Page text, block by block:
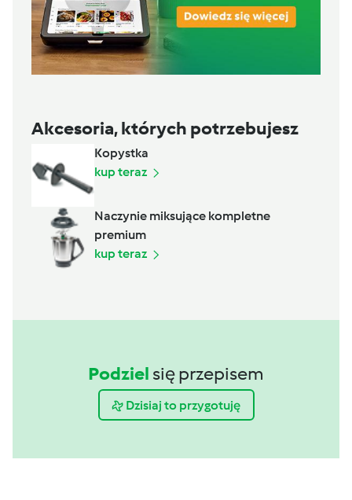
Akcesoria, których potrzebujesz
Kopystka
kup teraz
Naczynie miksujące kompletne
premium
kup teraz
Podziel się przepisem
Dzisiaj to przygotuję